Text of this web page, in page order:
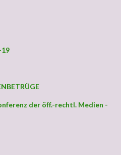
19
der öff.-rechtl. Medien -